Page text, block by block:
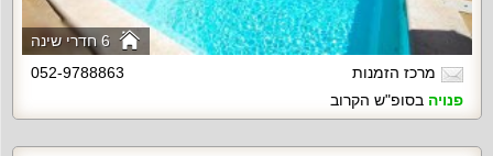
6 חדרי שינה
מרכז הזמנות
052-9788863
פנויה בסופ"ש הקרוב